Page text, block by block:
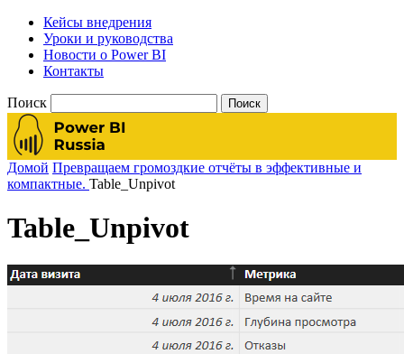
Кейсы внедрения
Уроки и руководства
Новости о Power BI
Контакты
Поиск
Домой Превращаем громоздкие отчёты в эффективные и
компактные. Table_Unpivot
Table_Unpivot